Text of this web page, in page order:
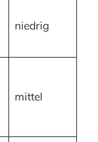
niedrig
mittel